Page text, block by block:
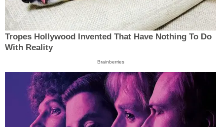
Tropes Hollywood Invented That Have Nothing To Do
With Reality
Brainberries